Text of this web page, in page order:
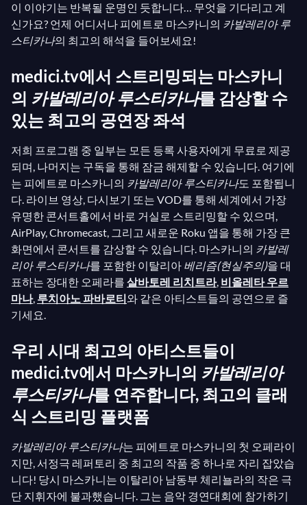
이 이야기는 반복될 운명인 듯합니다… 무엇을 기다리고 계
신가요? 언제 어디서나 피에트로 마스카니의 카발레리아 루
스티카나의 최고의 해석을 들어보세요!
medici.tv에서 스트리밍되는 마스카니
의 카발레리아 루스티카나를 감상할 수
있는 최고의 공연장 좌석
저희 프로그램 중 일부는 모든 등록 사용자에게 무료로 제공
되며, 나머지는 구독을 통해 잠금 해제할 수 있습니다. 여기에
는 피에트로 마스카니의 카발레리아 루스티카나도 포함됩니
다. 라이브 영상, 다시보기 또는 VOD를 통해 세계에서 가장
유명한 콘서트홀에서 바로 거실로 스트리밍할 수 있으며,
AirPlay, Chromecast, 그리고 새로운 Roku 앱을 통해 가장 큰
화면에서 콘서트를 감상할 수 있습니다. 마스카니의 카발레
리아 루스티카나를 포함한 이탈리아 베리즘(현실주의)을 대
표하는 장대한 오페라를 살바토레 리치트라, 비올레타 우르
마나, 루치아노 파바로티와 같은 아티스트들의 공연으로 즐
기세요.
우리 시대 최고의 아티스트들이
medici.tv에서 마스카니의 카발레리아
루스티카나를 연주합니다, 최고의 클래
식 스트리밍 플랫폼
카발레리아 루스티카나는 피에트로 마스카니의 첫 오페라이
지만, 서정극 레퍼토리 중 최고의 작품 중 하나로 자리 잡았습
니다! 당시 마스카니는 이탈리아 남동부 체리뇰라의 작은 극
단 지휘자에 불과했습니다. 그는 음악 경연대회에 참가하기